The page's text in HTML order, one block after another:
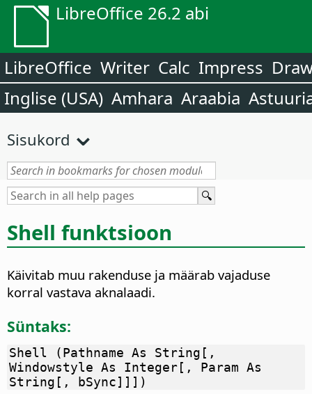
LibreOffice 26.2 abi
LibreOffice Writer Calc Impress
Inglise (USA) Amhara Araabia
Sisukord
Shell funktsioon
Käivitab muu rakenduse ja määrab vajaduse
korral vastava aknalaadi.
Süntaks:
Shell (Pathname As String[,
Windowstyle As Integer[, Param As
String[, bSync]]])